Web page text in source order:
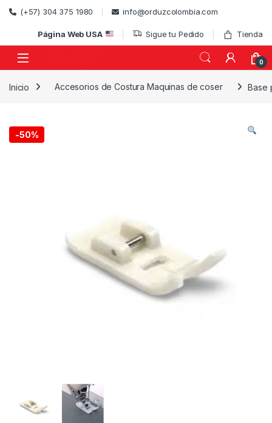
Skip to navigation
Skip to content
(+57) 304 375 1980 info@orduzcolombia.com
Página Web USA Sigue tu Pedido Tienda
0
Inicio Accesorios de Costura Maquinas de coser Base
-50%